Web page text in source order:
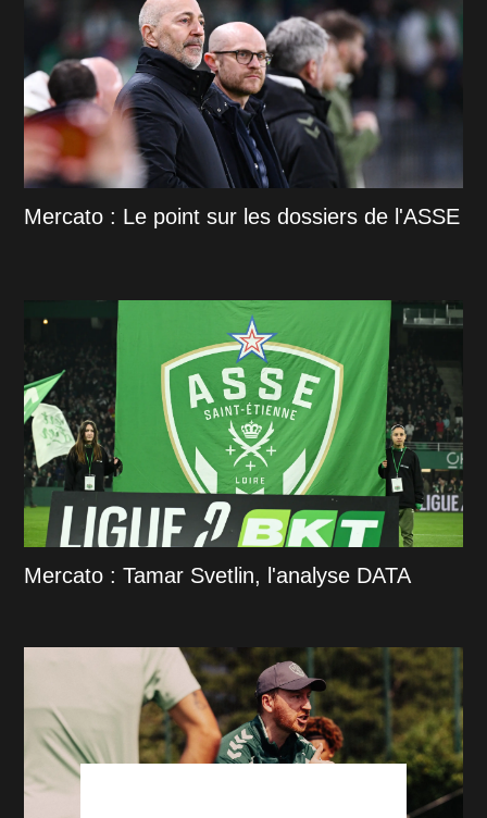
Mercato : Le point sur les dossiers de l'ASSE
Mercato : Tamar Svetlin, l'analyse DATA